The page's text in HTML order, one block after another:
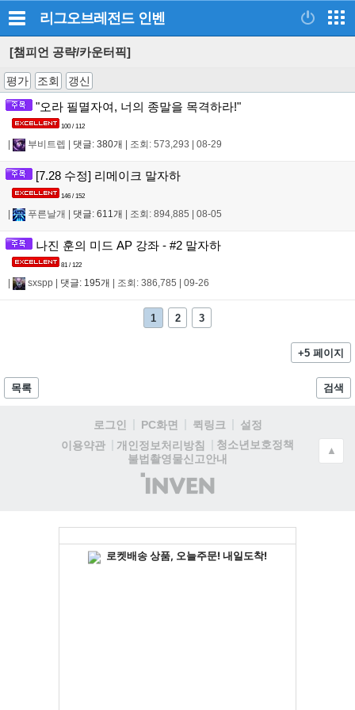
리그오브레전드 인벤
[챔피언 공략/카운터픽]
평가 조회 갱신
"오라 필멸자여, 너의 종말을 목격하라!"
100 / 112
부비트렙 댓글: 380개 조회: 573,293 08-29
[7.28 수정] 리메이크 말자하
146 / 152
| 푸른날개 | 댓글: 611개 | 조회: 894,885 | 08-05
나진 훈의 미드 AP 강좌 - #2 말자하
81 / 122
sxspp 댓글: 195개 조회: 386,785 09-26
1 2 3
+5 페이지
목록 검색
로그인 PC화면 퀵링크
설정
이용약관
개인정보처리방침
청소년보호정책
불법촬영물신고안내
(주)
인
▲